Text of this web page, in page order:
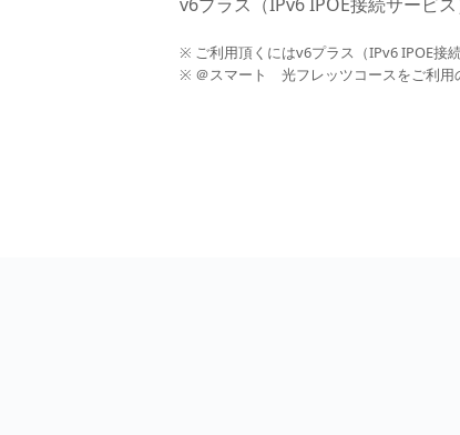
※ ご利用頂くにはv6プラス（IPv6 IPOE接
※ ＠スマート 光フレッツコースをご利用